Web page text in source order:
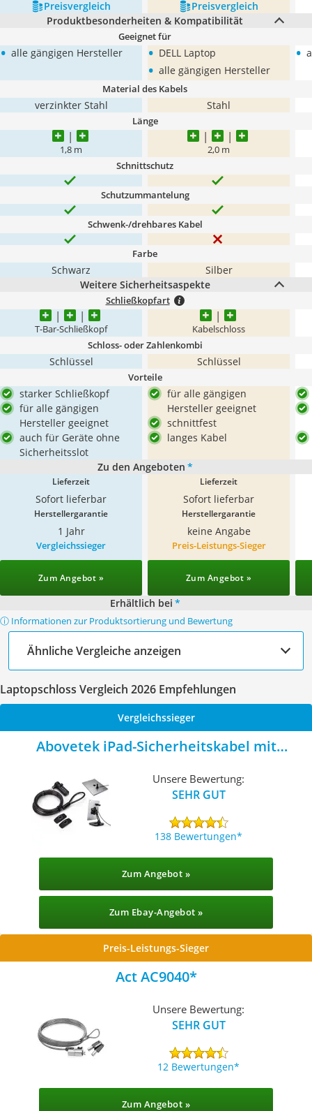
Preis­vergleich
Preis­vergleich
Produktbesonderheiten & Kompatibilität
Geeignet für
• alle gängigen Hersteller • DELL Laptop
• alle gängigen Hersteller
•
Material des Kabels
verzinkter Stahl Stahl
Länge
1,8 m 2,0 m
Schnittschutz
Schutzummantelung
Schwenk-/drehbares Kabel
Farbe
Schwarz
Silber
Weitere Sicherheitsaspekte
Schließkopfart
T-Bar-Schließkopf Kabelschloss
Schloss- oder Zahlenkombi
Schlüssel Schlüssel
Vorteile
starker Schließkopf
für alle gängigen
Hersteller geeignet
auch für Geräte ohne
Sicherheitsslot
für alle gängigen
Hersteller geeignet
schnittfest
langes Kabel
Zu den Angeboten *
Lieferzeit
Sofort lieferbar
Lieferzeit
Sofort lieferbar
Herstellergarantie
1 Jahr
Herstellergarantie
keine Angabe
Vergleichssieger
Zum Angebot »
Preis-Leistungs-Sieger
Zum Angebot »
Erhältlich bei *
ⓘ Informationen zur Produktsortierung und Bewertung
Ähnliche Vergleiche anzeigen
Laptopschloss Vergleich 2026 Empfehlungen
Vergleichssieger
Abovetek iPad-Sicherheitskabel mit
Unsere Bewertung:
SEHR GUT
138 Bewertungen
Zum Angebot »
Zum Ebay-Angebot »
Preis-Leistungs-Sieger
Act AC9040
Unsere Bewertung:
SEHR GUT
12 Bewertungen
Zum Angebot »